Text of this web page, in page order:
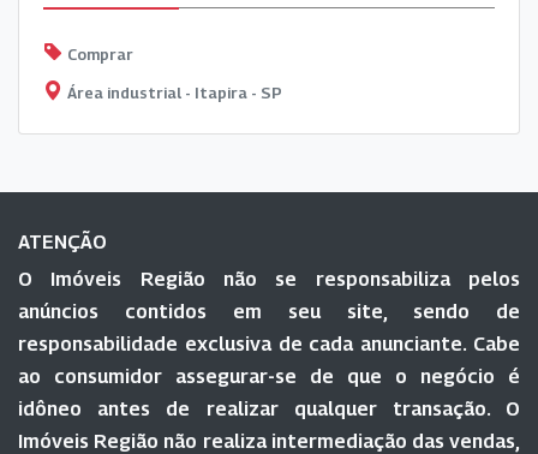
Comprar
Área industrial - Itapira - SP
ATENÇÃO
O Imóveis Região não se responsabiliza pelos
anúncios contidos em seu site, sendo de
responsabilidade exclusiva de cada anunciante. Cabe
ao consumidor assegurar-se de que o negócio é
idôneo antes de realizar qualquer transação. O
Imóveis Região não realiza intermediação das vendas,